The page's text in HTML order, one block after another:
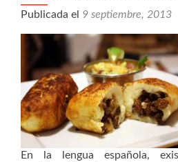
Publicada el 9 septiembre, 2013
En la lengua española,